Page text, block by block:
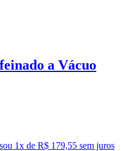
a Vácuo
ou 1x de R$ 179,55 sem juros